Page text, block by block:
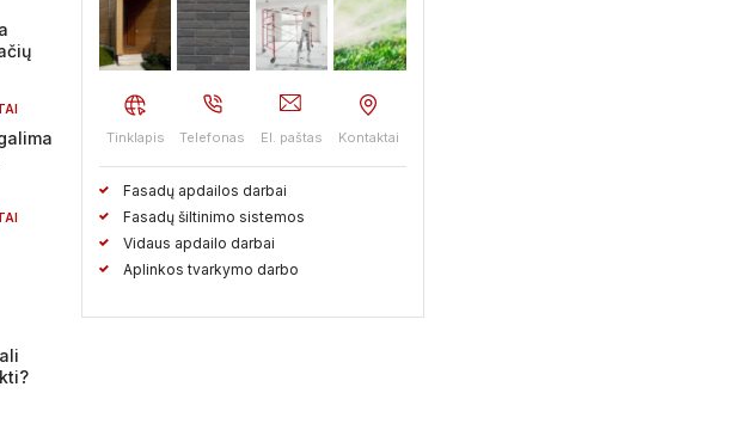
Tinklapis Telefonas El. paštas Kontaktai
Fasadų apdailos darbai
Fasadų šiltinimo sistemos
Vidaus apdailo darbai
Aplinkos tvarkymo darbo